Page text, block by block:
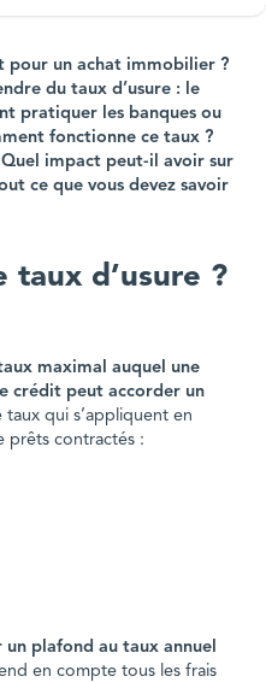
pour un achat immobilier ?
du taux d’usure : le
pratiquer les banques ou
fonctionne ce taux ?
impact peut-il avoir sur
ce que vous devez savoir
taux d’usure ?
maximal auquel une
crédit peut accorder un
qui s’appliquent en
prêts contractés :
un plafond au taux annuel
en compte tous les frais